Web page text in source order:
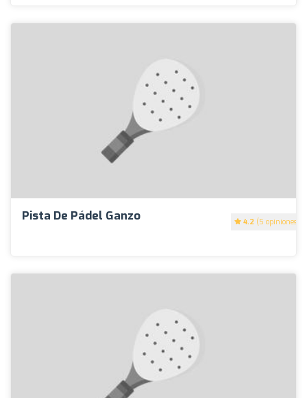
Pista De Pádel Ganzo 4.2 (5 opiniones)